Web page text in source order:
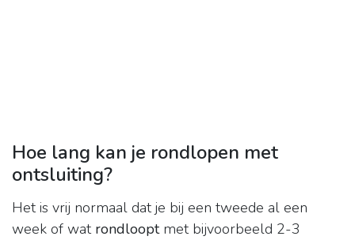
Hoe lang kan je rondlopen met
ontsluiting?
Het is vrij normaal dat je bij een tweede al een
week of wat rondlooptmet bijvoorbeeld 2-3